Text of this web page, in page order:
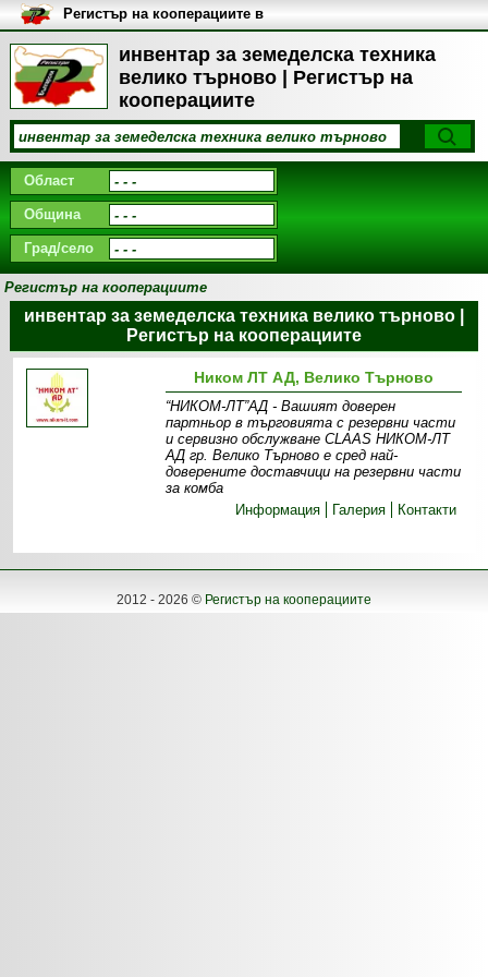
инвентар за земеделска техника
велико търново | Регистър на
кооперациите
Регистър на кооперациите в
България
Област
Община
Град/село
Регистър на кооперациите
инвентар за земеделска техника велико търново |
Регистър на кооперациите
Ником ЛТ АД, Велико Търново
“НИКОМ-ЛТ”АД - Вашият доверен
партньор в търговията с резервни части
и сервизно обслужване CLAAS НИКОМ-ЛТ
АД гр. Велико Търново е сред най-
доверените доставчици на резервни части
за комба
Информация
Галерия Контакти
2012 - 2026 © Регистър на кооперациите